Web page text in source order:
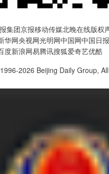
集团京报移动传媒北晚在线版权
华网央视网光明网中国网中国日
度新浪网易腾讯搜狐爱奇艺优酷
2026 Beijing Daily Group,